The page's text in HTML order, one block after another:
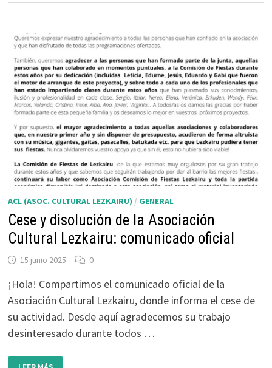
ACL (ASOC. CULTURAL LEZKAIRU) / GENERAL
Cese y disolución de la Asociación
Cultural Lezkairu: comunicado oficial
15 junio 2025 0
¡Hola! Compartimos el comunicado oficial de la
Asociación Cultural Lezkairu, donde informa el cese de
su actividad. Desde aquí agradecemos su trabajo
desinteresado durante todos …